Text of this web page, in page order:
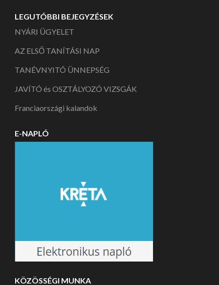
LEGUTÓBBI BEJEGYZÉSEK
NYÁRI ÜGYELET
AZ ELSŐ TANÍTÁSI NAP
TANÉVNYITÓ ÜNNEPSÉG
JAVÍTÓ és OSZTÁLYOZÓ VIZSGÁK
Franciaországi kalandok
E-NAPLÓ
KÖZÖSSÉGI MUNKA